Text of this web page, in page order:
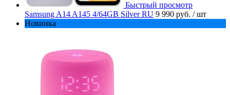
Быстрый просмотр
Samsung A14 A145 4/64GB Silver RU 9 990 руб. / шт
Новинка